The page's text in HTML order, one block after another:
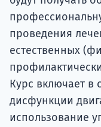
проведения
естественных
Курс включает в
дисфункции
использование